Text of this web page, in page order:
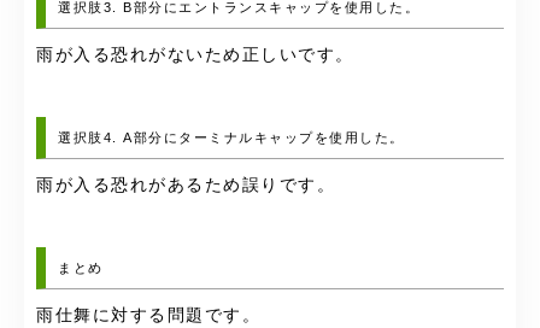
選択肢3. B部分にエントランスキャップを使用した。
雨が入る恐れがないため正しいです。
選択肢4. A部分にターミナルキャップを使用した。
雨が入る恐れがあるため誤りです。
まとめ
雨仕舞に対する問題です。